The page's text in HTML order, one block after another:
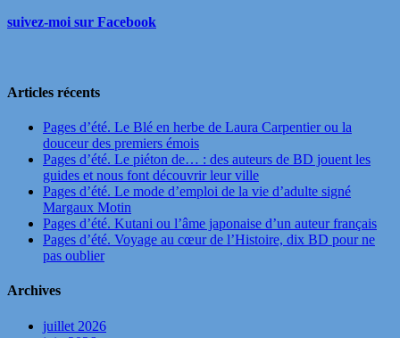
suivez-moi sur Facebook
Articles récents
Pages d’été. Le Blé en herbe de Laura Carpentier ou la
douceur des premiers émois
Pages d’été. Le piéton de… : des auteurs de BD jouent les
guides et nous font découvrir leur ville
Pages d’été. Le mode d’emploi de la vie d’adulte signé
Margaux Motin
Pages d’été. Kutani ou l’âme japonaise d’un auteur français
Pages d’été. Voyage au cœur de l’Histoire, dix BD pour ne
pas oublier
Archives
juillet 2026